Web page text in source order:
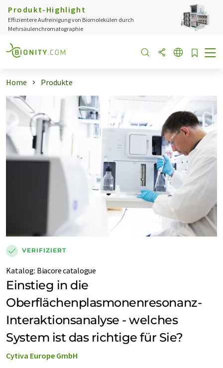
Produkt-Highlight
Effizientere Aufreinigung von Biomolekülen durch
Mehrsäulenchromatographie
Home Produkte
VERIFIZIERT
Katalog: Biacore catalogue
Einstieg in die
Oberflächenplasmonenresonanz-
Interaktionsanalyse - welches
System ist das richtige für Sie?
Cytiva Europe GmbH